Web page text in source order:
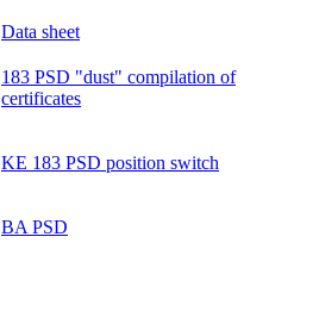
Data sheet
183 PSD "dust" compilation of
certificates
KE 183 PSD position switch
BA PSD